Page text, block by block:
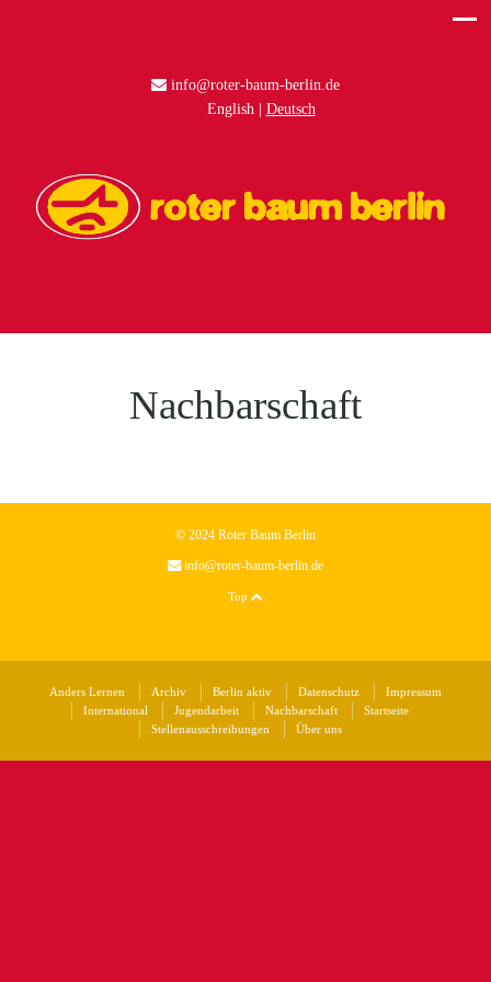
info@roter-baum-berlin.de
English
Deutsch
Nachbarschaft
© 2024 Roter Baum Berlin
info@roter-baum-berlin.de
Top
Anders Lernen Archiv Berlin aktiv Datenschutz
Impressum
International
Jugendarbeit Nachbarschaft
Startseite
Stellenausschreibungen
Über uns